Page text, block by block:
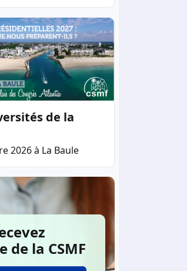
de la
2026 à La Baule
de la CSMF